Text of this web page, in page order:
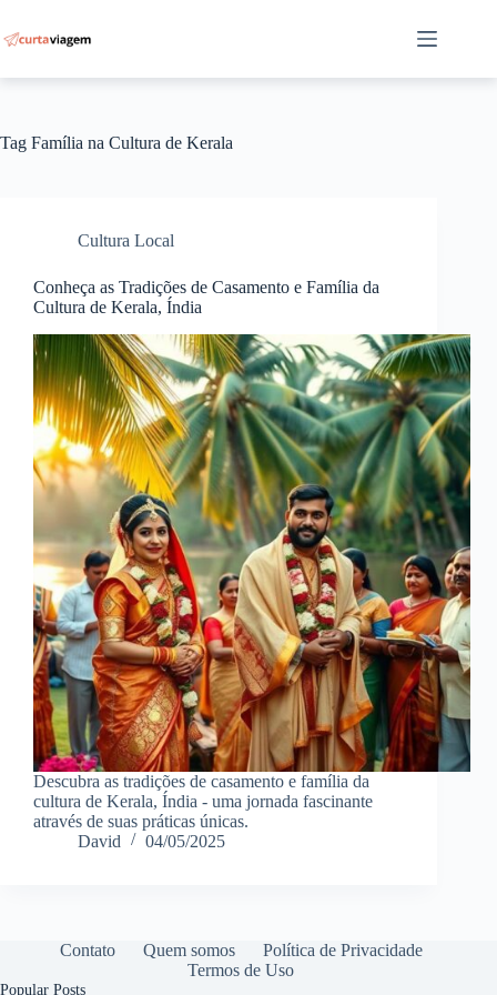
para
o
Tag Família na Cultura de Kerala
Cultura Local
Conheça as Tradições de Casamento e Família da
Cultura de Kerala, Índia
Descubra as tradições de casamento e família da
cultura de Kerala, Índia - uma jornada fascinante
através de suas práticas únicas.
David
04/05/2025
Contato Quem somos
Política de Privacidade
Termos de Uso
Popular Posts